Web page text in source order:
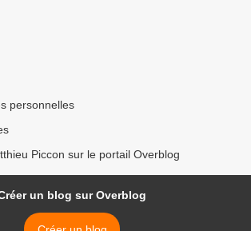
personnelles
Piccon sur le portail Overblog
un blog sur Overblog